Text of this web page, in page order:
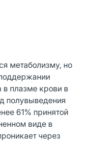
метаболизму, но
в плазме крови в
полувыведения
61% принятой
виде в
через